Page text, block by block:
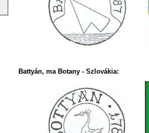
Battyán, ma Botany - Szlovákia: